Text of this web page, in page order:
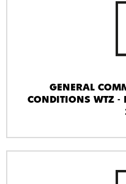
GENERAL
CONDITIONS WTZ -